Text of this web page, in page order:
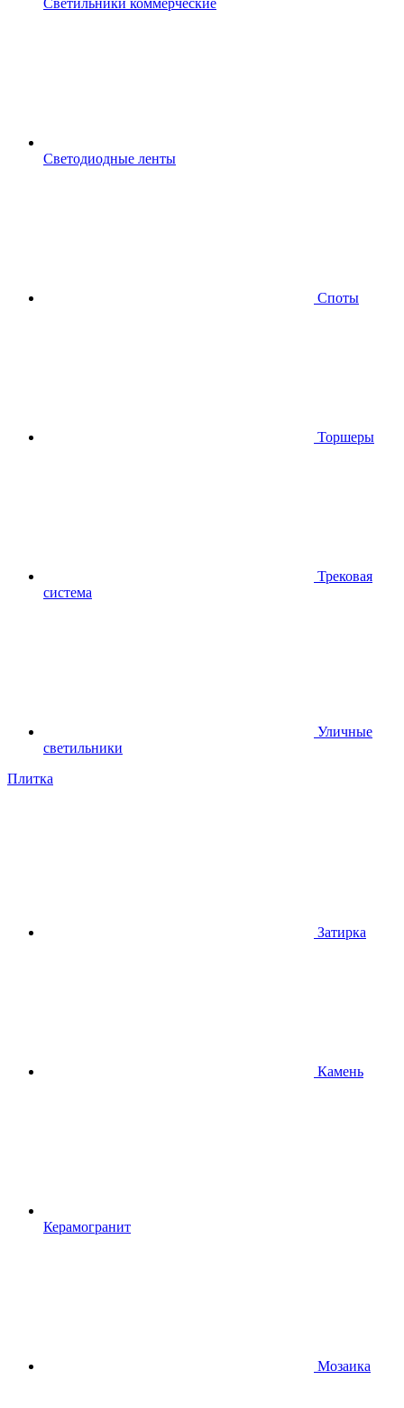
Светильники коммерческие
Светодиодные ленты
Споты
Торшеры
Трековая
система
Уличные
светильники
Плитка
Затирка
Камень
Керамогранит
Мозаика